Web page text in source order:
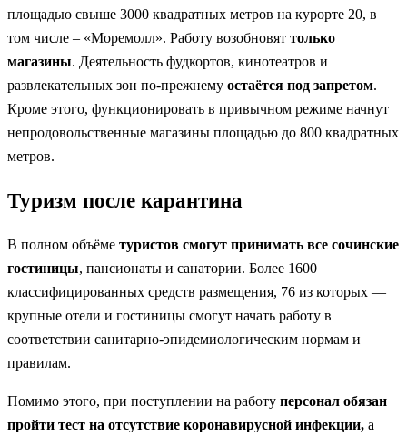
площадью свыше 3000 квадратных метров на курорте 20, в
том числе – «Моремолл». Работу возобновят только
магазины. Деятельность фудкортов, кинотеатров и
развлекательных зон по-прежнему остаётся под запретом.
Кроме этого, функционировать в привычном режиме начнут
непродовольственные магазины площадью до 800 квадратных
метров.
Туризм после карантина
В полном объёме туристов смогут принимать все сочинские
гостиницы, пансионаты и санатории. Более 1600
классифицированных средств размещения, 76 из которых —
крупные отели и гостиницы смогут начать работу в
соответствии санитарно-эпидемиологическим нормам и
правилам.
Помимо этого, при поступлении на работу персонал обязан
пройти тест на отсутствие коронавирусной инфекции, а